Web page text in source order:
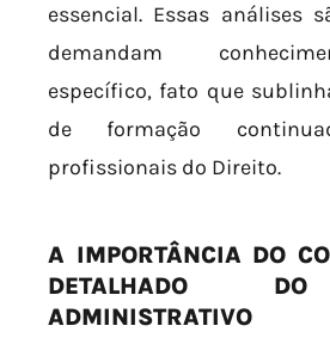
essencial. Essas análises
demandam
específico, fato que
de formação
profissionais do Direito.
A IMPORTÂNCIA DO
DETALHADO
ADMINISTRATIVO